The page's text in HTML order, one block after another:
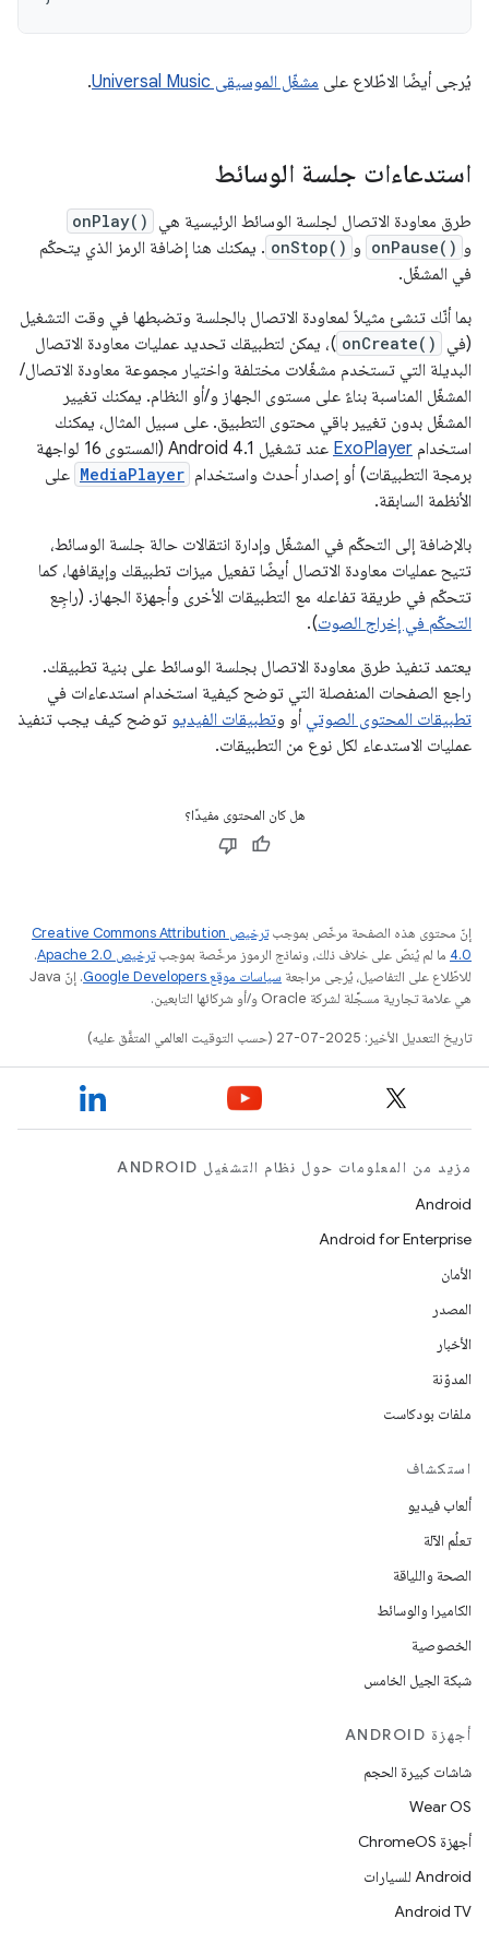
يُرجى أيضًا الاطّلاع على مشغّل الموسيقى Universal Music .
استدعاءات جلسة الوسائط
طرق معاودة الاتصال لجلسة الوسائط الرئيسية هي onPlay()
و onPause() و onStop() . يمكنك هنا إضافة الرمز الذي يتحكّم
في المشغّل.
بما أنّك تنشئ مثيلاً لمعاودة الاتصال بالجلسة وتضبطها في وقت التشغيل
(في
onCreate() )، يمكن لتطبيقك تحديد عمليات معاودة الاتصال
البديلة التي تستخدم مشغّلات مختلفة واختيار مجموعة معاودة الاتصال/
المشغّل المناسبة بناءً على مستوى الجهاز و/أو النظام. يمكنك تغيير
المشغّل بدون تغيير باقي محتوى التطبيق. على سبيل المثال، يمكنك
استخدام ExoPlayer
عند تشغيل Android 4.1 (المستوى 16 لواجهة
برمجة التطبيقات) أو إصدار أحدث واستخدام MediaPlayer على
الأنظمة السابقة.
بالإضافة إلى التحكّم في المشغّل وإدارة انتقالات حالة جلسة الوسائط،
تتيح عمليات معاودة الاتصال أيضًا تفعيل ميزات تطبيقك وإيقافها، كما
تتحكّم في طريقة تفاعله مع التطبيقات الأخرى وأجهزة الجهاز. (راجِع
التحكّم في إخراج الصوت).
يعتمد تنفيذ طرق معاودة الاتصال بجلسة الوسائط على بنية تطبيقك.
راجع الصفحات المنفصلة التي توضح كيفية استخدام استدعاءات في
تطبيقات المحتوى الصوتي أو وتطبيقات الفيديو توضح كيف يجب تنفيذ
عمليات الاستدعاء لكل نوع من التطبيقات.
هل كان المحتوى مفيدًا؟
إنّ محتوى هذه الصفحة مرخّص بموجب
ترخيص Creative Commons Attribution
4.0‏ ما لم يُنصّ على خلاف ذلك، ونماذج الرموز مرخّصة بموجبترخيص Apache 2.0‏
.
للاطّلاع على التفاصيل، يُرجى مراجعة سياسات موقع Google Developers‏
. إنّ Java
هي علامة تجارية مسجَّلة لشركة Oracle و/أو شركائها التابعين.
تاريخ التعديل الأخير: 2025-07-27 (حسب التوقيت العالمي المتفَّق عليه)
مزيد من المعلومات حول نظام التشغيل ANDROID
Android
Android for Enterprise
الأمان
المصدر
الأخبار
المدوّنة
ملفات بودكاست
استكشاف
ألعاب فيديو
تعلُم الآلة
الصحة واللياقة
الكاميرا والوسائط
الخصوصية
شبكة الجيل الخامس
أجهزة ANDROID
شاشات كبيرة الحجم
Wear OS
أجهزة ChromeOS
Android للسيارات
Android TV